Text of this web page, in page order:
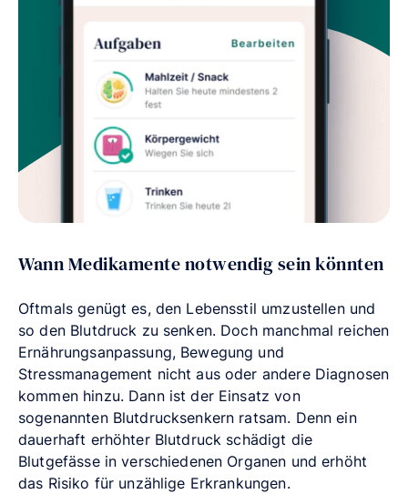
Wann Medikamente notwendig sein könnten
Oftmals genügt es, den Lebensstil umzustellen und
so den Blutdruck zu senken. Doch manchmal reichen
Ernährungsanpassung, Bewegung und
Stressmanagement nicht aus oder andere Diagnosen
kommen hinzu. Dann ist der Einsatz von
sogenannten Blutdrucksenkern ratsam. Denn ein
dauerhaft erhöhter Blutdruck schädigt die
Blutgefässe in verschiedenen Organen und erhöht
das Risiko für unzählige Erkrankungen.